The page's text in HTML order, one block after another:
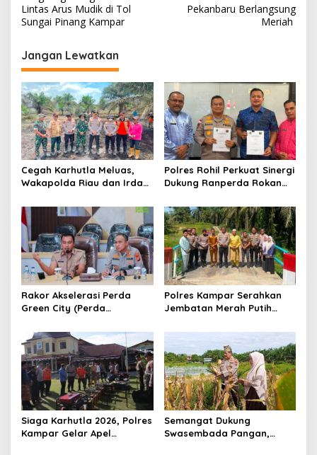
v
i
g
a
s
i
p
o
s
Lintas Arus Mudik di Tol
Sungai Pinang Kampar
Pekanbaru Berlangsung
Meriah
Jangan Lewatkan
Cegah Karhutla Meluas,
Wakapolda Riau dan Irdam
Padamkan Api di Pasir
Limau Kapas
Polres Rohil Perkuat Sinergi
Dukung Ranperda Rokan
Berkelanjutan
Rakor Akselerasi Perda
Green City (Perda
Pekanbaru Bersama Dinas
Lingkungan Hidup Kota
Pekanbaru dan Tim Pakar
Polres Kampar Serahkan
Jembatan Merah Putih
Warga Pulau Jambu Kuok
Siaga Karhutla 2026, Polres
Kampar Gelar Apel
Semangat Dukung
Swasembada Pangan,